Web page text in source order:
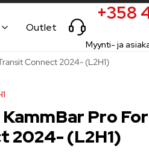
Outlet
+358
Myynti- ja
Connect 2024- (L2H1)
Pro
2024- (L2H1)